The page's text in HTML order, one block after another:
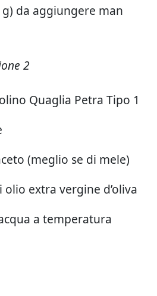
g) da aggiungere man
2
Quaglia Petra Tipo 1
(meglio se di mele)
olio extra vergine d’oliva
a temperatura